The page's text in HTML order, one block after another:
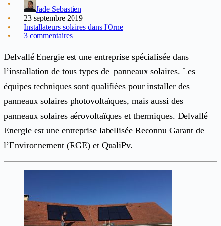
Jade Sebastien
23 septembre 2019
Installateurs solaires dans l'Orne
3 commentaires
Delvallé Energie est une entreprise spécialisée dans
l’installation de tous types de panneaux solaires. Les
équipes techniques sont qualifiées pour installer des
panneaux solaires photovoltaïques, mais aussi des
panneaux solaires aérovoltaïques et thermiques. Delvallé
Energie est une entreprise labellisée Reconnu Garant de
l’Environnement (RGE) et QualiPv.